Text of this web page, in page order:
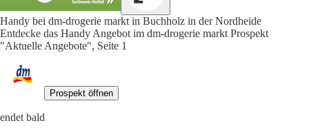
Handy bei dm-drogerie markt in Buchholz in der Nordheide
Entdecke das Handy Angebot im dm-drogerie markt Prospekt
"Aktuelle Angebote", Seite 1
Prospekt öffnen
endet bald